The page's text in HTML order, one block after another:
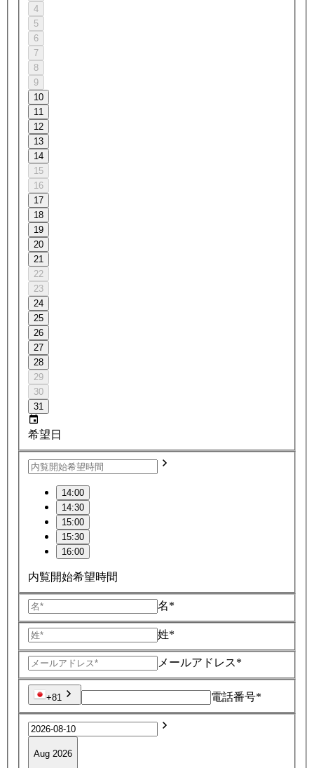
4
5
6
7
8
9
10
11
12
13
14
15
16
17
18
19
20
21
22
23
24
25
26
27
28
29
30
31
希望日
14:00
14:30
15:00
15:30
16:00
内覧開始希望時間
名*
姓*
メールアドレス*
+81 電話番号*
Aug 2026